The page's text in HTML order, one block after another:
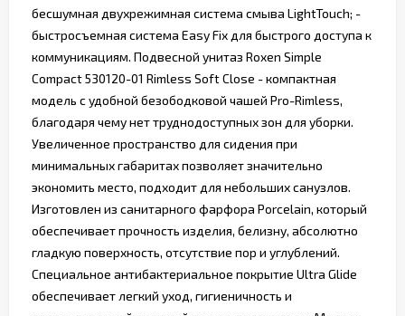
бесшумная двухрежимная система смыва LightTouch; -
быстросъемная система Easy Fix для быстрого доступа к
коммуникациям. Подвесной унитаз Roxen Simple
Compact 530120-01 Rimless Soft Close - компактная
модель с удобной безободковой чашей Pro-Rimless,
благодаря чему нет труднодоступных зон для уборки.
Увеличенное пространство для сидения при
минимальных габаритах позволяет значительно
экономить место, подходит для небольших санузлов.
Изготовлен из санитарного фарфора Porcelain, который
обеспечивает прочность изделия, белизну, абсолютно
гладкую поверхность, отсутствие пор и углублений.
Специальное антибактериальное покрытие Ultra Glide
обеспечивает легкий уход, гигиеничность и